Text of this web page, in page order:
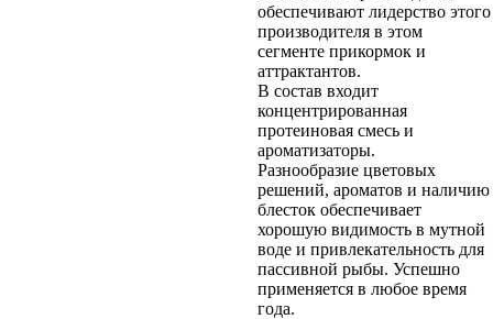
обеспечивают лидерство этого
производителя в этом
сегменте прикормок и
аттрактантов.
В состав входит
концентрированная
протеиновая смесь и
ароматизаторы.
Разнообразие цветовых
решений, ароматов и наличию
блесток обеспечивает
хорошую видимость в мутной
воде и привлекательность для
пассивной рыбы. Успешно
применяется в любое время
года.